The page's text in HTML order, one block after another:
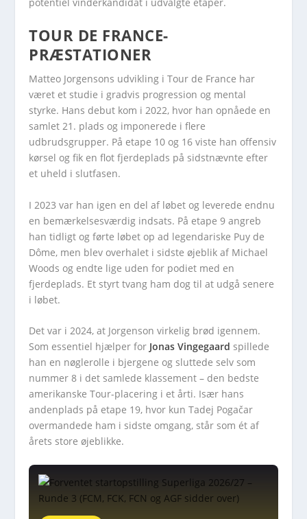
TOUR DE FRANCE-
PRÆSTATIONER
Matteo Jorgensons udvikling i Tour de France har
været et studie i gradvis progression og mental
styrke. Hans debut kom i 2022, hvor han opnåede en
samlet 21. plads og imponerede i flere
udbrudsgrupper. På etape 10 og 16 viste han offensiv
kørsel og fik en flot fjerdeplads på sidstnævnte efter
et uheld i slutfasen.
I 2023 var han igen en del af løbet og leverede endnu
en bemærkelsesværdig indsats. På etape 9 angreb
han tidligt og førte løbet op ad legendariske Puy de
Dôme, men blev overhalet i sidste øjeblik af Michael
Woods og endte lige uden for podiet med en
fjerdeplads. Et styrt tvang ham dog til at udgå senere
i løbet.
Det var i 2024, at Jorgenson virkelig brød igennem.
Som essentiel hjælper for Jonas Vingegaard spillede
han en nøglerolle i bjergene og sluttede selv som
nummer 8 i det samlede klassement – den bedste
amerikanske Tour-placering i et årti. Især hans
andenplads på etape 19, hvor kun Tadej Pogačar
overmandede ham i sidste omgang, står som ét af
årets store øjeblikke.